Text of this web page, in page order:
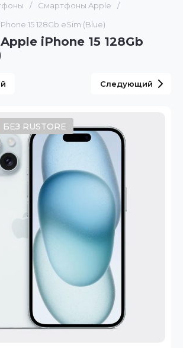
/ Смартфоны Apple
/
15 128Gb eSim (Blue)
iPhone 15 128Gb
Следующий
БЕЗ RUSTORE